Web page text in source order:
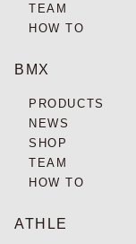
TEAM
HOW TO
BMX
PRODUCTS
NEWS
SHOP
TEAM
HOW TO
ATHLE